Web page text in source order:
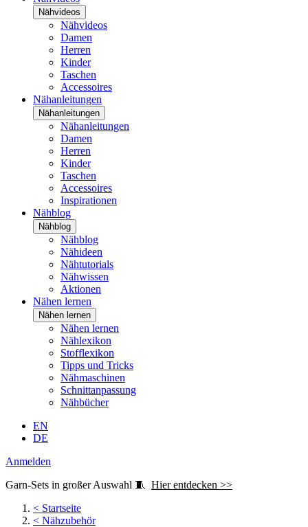
Nähvideos
Nähvideos
Damen
Herren
Kinder
Taschen
Accessoires
Nähanleitungen
Nähanleitungen
Nähanleitungen
Damen
Herren
Kinder
Taschen
Accessoires
Inspirationen
Nähblog
Nähblog
Nähblog
Nähideen
Nähtutorials
Nähwissen
Aktionen
Nähen lernen
Nähen lernen
Nähen lernen
Nählexikon
Stofflexikon
Tipps und Tricks
Nähmaschinen
Schnittanpassung
Nähbücher
EN
DE
Anmelden
Garn-Sets in großer Auswahl 🧵 Hier entdecken >>
< Startseite
< Nähzubehör